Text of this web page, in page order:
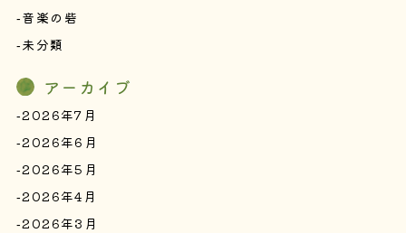
音楽の砦
未分類
アーカイブ
2026年7月
2026年6月
2026年5月
2026年4月
2026年3月